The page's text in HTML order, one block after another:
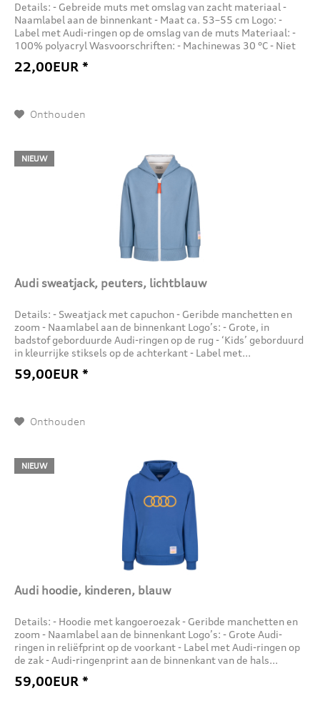
Details: - Gebreide muts met omslag van zacht materiaal -
Naamlabel aan de binnenkant - Maat ca. 53–55 cm Logo: -
Label met Audi-ringen op de omslag van de muts Materiaal: -
100% polyacryl Wasvoorschriften: - Machinewas 30 °C - Niet
22,00EUR *
Onthouden
NIEUW
Audi sweatjack, peuters, lichtblauw
Details: - Sweatjack met capuchon - Geribde manchetten en
zoom - Naamlabel aan de binnenkant Logo’s: - Grote, in
badstof geborduurde Audi-ringen op de rug - ‘Kids’ geborduurd
in kleurrijke stiksels op de achterkant - Label met...
59,00EUR *
Onthouden
NIEUW
Audi hoodie, kinderen, blauw
Details: - Hoodie met kangoeroezak - Geribde manchetten en
zoom - Naamlabel aan de binnenkant Logo’s: - Grote Audi-
ringen in reliëfprint op de voorkant - Label met Audi-ringen op
de zak - Audi-ringenprint aan de binnenkant van de hals...
59,00EUR *